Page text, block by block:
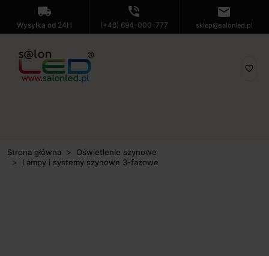
local_shipping
Wysyłka od 24H
phone_in_talk
(+48) 694-000-777
mail
sklep@salonled.pl
favorite_border
Strona główna
Oświetlenie szynowe
Lampy i systemy szynowe 3-fazowe